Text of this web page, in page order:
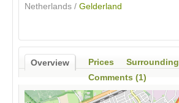
Netherlands / Gelderland
Overview Prices Surrounding
Comments (1)